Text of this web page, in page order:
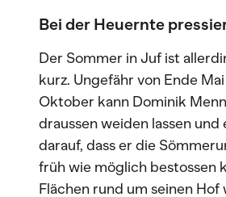
Bei der Heuernte
Der Sommer in Juf ist
kurz. Ungefähr von Ende
Oktober kann Dominik
draussen weiden lassen
darauf, dass er die
früh wie möglich bestossen
Flächen rund um seinen Hof